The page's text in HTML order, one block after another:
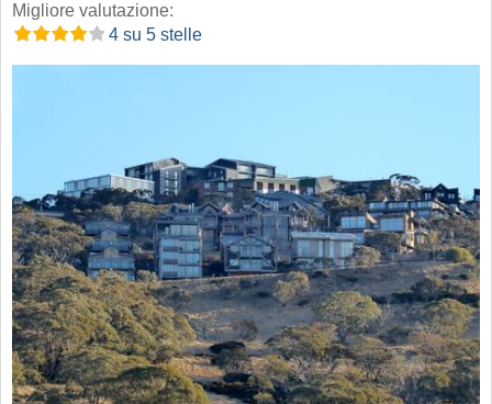
Migliore valutazione:
4 su 5 stelle